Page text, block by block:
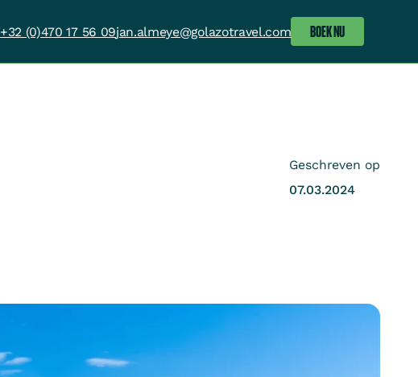
+32 (0)470 17 56 09jan.almeye@golazotravel.com BOEK NU
Geschreven op
07.03.2024